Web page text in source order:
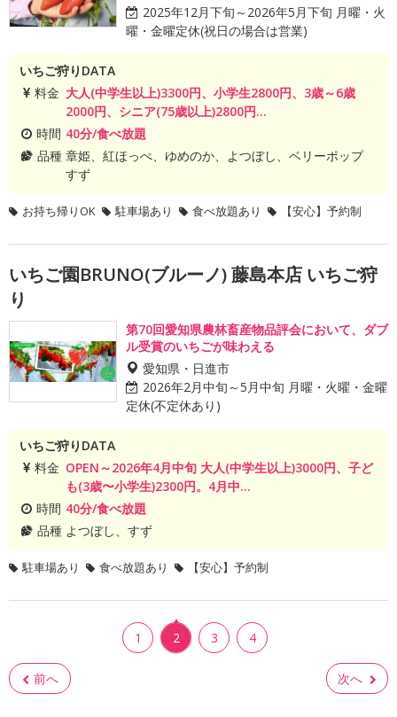
2025年12月下旬～2026年5月下旬 月曜・火
曜・金曜定休(祝日の場合は営業)
いちご狩りDATA
料金 大人(中学生以上)3300円、小学生2800円、3歳～6歳
2000円、シニア(75歳以上)2800円...
時間 40分/食べ放題
品種 章姫、紅ほっぺ、ゆめのか、よつぼし、ベリーポップ
すず
お持ち帰りOK 駐車場あり 食べ放題あり 【安心】予約制
いちご園BRUNO(ブルーノ) 藤島本店 いちご狩
り
第70回愛知県農林畜産物品評会において、ダブ
ル受賞のいちごが味わえる
愛知県・日進市
2026年2月中旬～5月中旬 月曜・火曜・金曜
定休(不定休あり)
いちご狩りDATA
料金 OPEN～2026年4月中旬 大人(中学生以上)3000円、子ど
も(3歳〜小学生)2300円。4月中...
時間 40分/食べ放題
品種 よつぼし、すず
駐車場あり 食べ放題あり 【安心】予約制
前へ
1 2 3 4
次へ